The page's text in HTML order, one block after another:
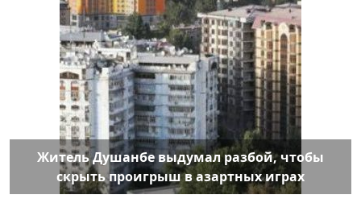
Житель Душанбе выдумал разбой, чтобы
скрыть проигрыш в азартных играх